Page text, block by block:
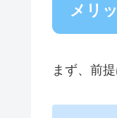
メリ
まず、前